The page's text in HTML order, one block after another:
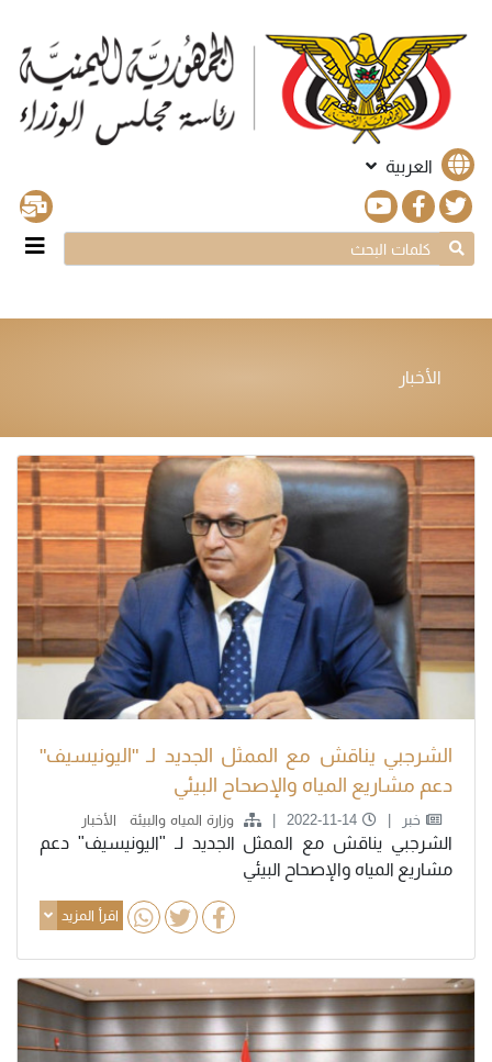
العربية
الأخبار
الشرجبي يناقش مع الممثل الجديد لـ "اليونيسيف"
دعم مشاريع المياه والإصحاح البيئي
خبر 2022-11-14 وزارة المياه والبيئة الأخبار
الشرجبي يناقش مع الممثل الجديد لـ "اليونيسيف" دعم
مشاريع المياه والإصحاح البيئي
اقرأ المزيد